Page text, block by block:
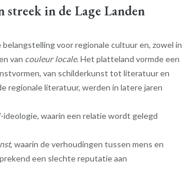
streek in de Lage Landen
voor regionale cultuur en, zowel in
van couleur locale. Het platteland vormde een
van schilderkunst tot literatuur en
regionale literatuur, werden in latere jaren
ideologie, waarin een relatie wordt gelegd
, waarin de verhoudingen tussen mens en
een slechte reputatie aan